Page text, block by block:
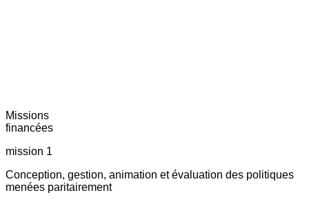
Missions
financées
mission 1
Conception, gestion, animation et évaluation des politiques
menées paritairement